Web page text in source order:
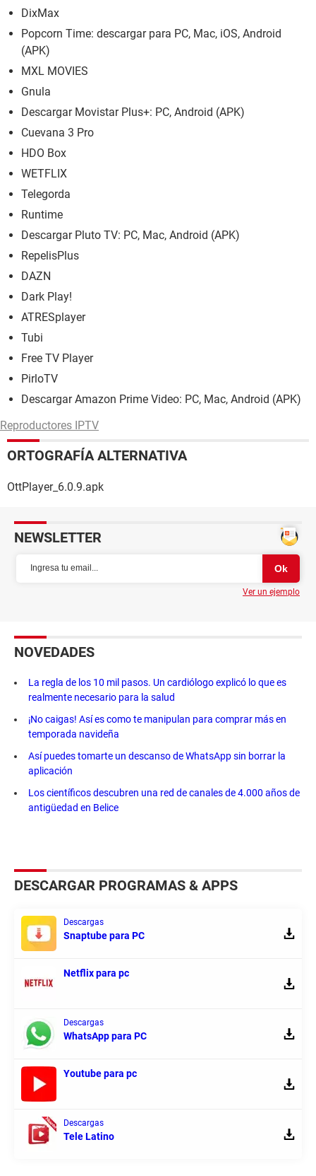
DixMax
Popcorn Time: descargar para PC, Mac, iOS, Android
(APK)
MXL MOVIES
Gnula
Descargar Movistar Plus+: PC, Android (APK)
Cuevana 3 Pro
HDO Box
WETFLIX
Telegorda
Runtime
Descargar Pluto TV: PC, Mac, Android (APK)
RepelisPlus
DAZN
Dark Play!
ATRESplayer
Tubi
Free TV Player
PirloTV
Descargar Amazon Prime Video: PC, Mac, Android (APK)
Reproductores IPTV
ORTOGRAFÍA ALTERNATIVA
OttPlayer_6.0.9.apk
NEWSLETTER
Ver un ejemplo
NOVEDADES
La regla de los 10 mil pasos. Un cardiólogo explicó lo que es
realmente necesario para la salud
¡No caigas! Así es como te manipulan para comprar más en
temporada navideña
Así puedes tomarte un descanso de WhatsApp sin borrar la
aplicación
Los científicos descubren una red de canales de 4.000 años de
antigüedad en Belice
DESCARGAR PROGRAMAS & APPS
Descargas
Snaptube para PC
Netflix para pc
Descargas
WhatsApp para PC
Youtube para pc
Descargas
Tele Latino